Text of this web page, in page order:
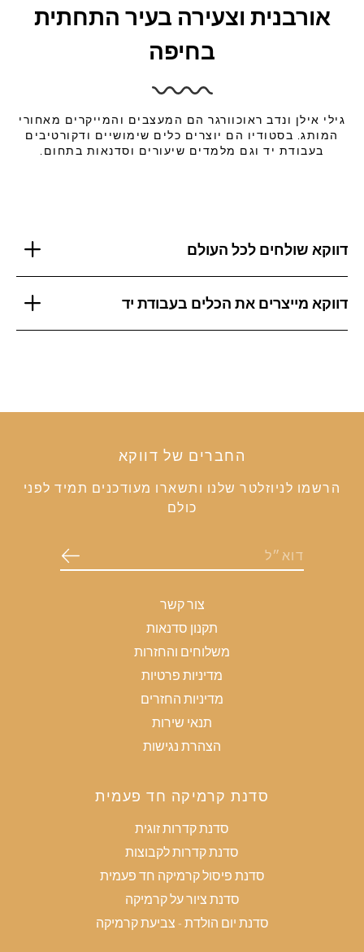
אורבנית וצעירה בעיר התחתית
בחיפה
גילי אילן ונדב ראוכוורגר הם המעצבים והמייקרים מאחורי
המותג. בסטודיו הם יוצרים כלים שימושיים ודקורטיבים
בעבודת יד וגם מלמדים שיעורים וסדנאות בתחום.
דווקא שולחים לכל העולם
דווקא מייצרים את הכלים בעבודת יד
החברים של דווקא
הרשמו לניוזלטר שלנו ותשארו מעודכנים תמיד לפני
כולם
צור קשר
תקנון סדנאות
משלוחים והחזרות
מדיניות פרטיות
מדיניות החזרים
תנאי שירות
הצהרת נגישות
סדנת קרמיקה חד פעמית
סדנת קדרות זוגית
סדנת קדרות לקבוצות
סדנת פיסול קרמיקה חד פעמית
סדנת ציור על קרמיקה
סדנת יום הולדת - צביעת קרמיקה